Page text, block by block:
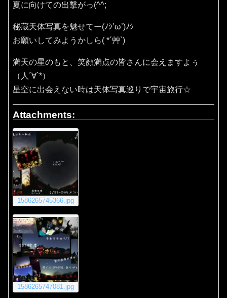
夏に向けての出撃がっ(^^;
秘蔵天体写真を魅せてー(ﾉｼ’ω’)ﾉｼ
お願いしてみようかしら( *´艸`)
満天の星のもと、笑顔満点の皆さんに会えますよぅ
（人´∀`*）
星空に出会えない時は天体写真巡りで宇宙旅行☆
Attachments:
1586265745366.jpg
1586265747081.jpg